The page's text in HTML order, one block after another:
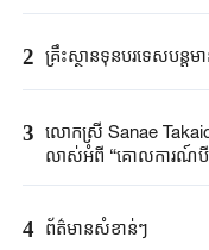
2 គ្រឹះស្ថាន​ទុនបរទេស​បន្ត
3 លោកស្រី Sanae
លាស់​អំពី ​“គោលការណ៍បី​គ្ម
4 ព័ត៌មានសំខាន់ៗ